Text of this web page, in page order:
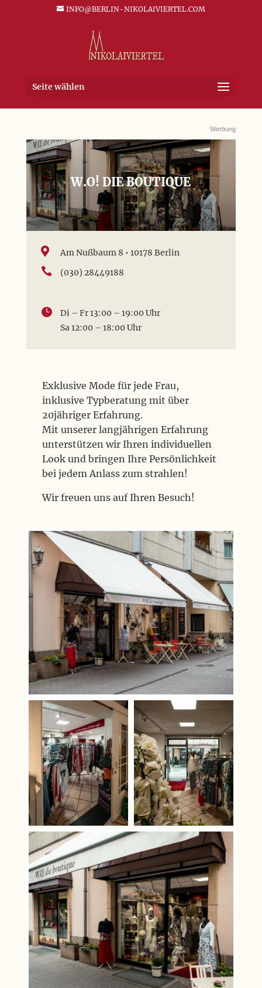
INFO@BERLIN-NIKOLAIVIERTEL.COM
Seite wählen
Werbung
W.O! DIE BOUTIQUE
 Am Nußbaum 8 • 10178 Berlin
 (030) 28449188

Di – Fr 13:00 – 19:00 Uhr
Sa 12:00 – 18:00 Uhr
Exklusive Mode für jede Frau,
inklusive Typberatung mit über
20jähriger Erfahrung.
Mit unserer langjährigen Erfahrung
unterstützen wir Ihren individuellen
Look und bringen Ihre Persönlichkeit
bei jedem Anlass zum strahlen!
Wir freuen uns auf Ihren Besuch!